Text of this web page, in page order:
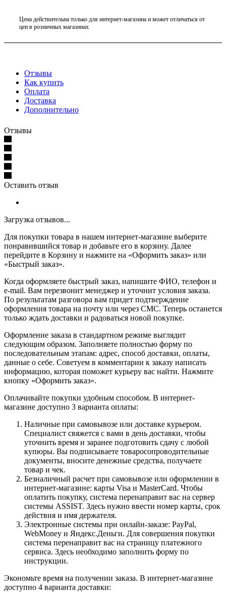
Цена действительна только для интернет-магазина и может отличаться от
цен в розничных магазинах
Отзывы
Как купить
Оплата
Доставка
Дополнительно
Отзывы
Оставить отзыв
Загрузка отзывов...
Для покупки товара в нашем интернет-магазине выберите
понравившийся товар и добавьте его в корзину. Далее
перейдите в Корзину и нажмите на «Оформить заказ» или
«Быстрый заказ».
Когда оформляете быстрый заказ, напишите ФИО, телефон и
e-mail. Вам перезвонит менеджер и уточнит условия заказа.
По результатам разговора вам придет подтверждение
оформления товара на почту или через СМС. Теперь останется
только ждать доставки и радоваться новой покупке.
Оформление заказа в стандартном режиме выглядит
следующим образом. Заполняете полностью форму по
последовательным этапам: адрес, способ доставки, оплаты,
данные о себе. Советуем в комментарии к заказу написать
информацию, которая поможет курьеру вас найти. Нажмите
кнопку «Оформить заказ».
Оплачивайте покупки удобным способом. В интернет-
магазине доступно 3 варианта оплаты:
Наличные при самовывозе или доставке курьером.
Специалист свяжется с вами в день доставки, чтобы
уточнить время и заранее подготовить сдачу с любой
купюры. Вы подписываете товаросопроводительные
документы, вносите денежные средства, получаете
товар и чек.
Безналичный расчет при самовывозе или оформлении в
интернет-магазине: карты Visa и MasterCard. Чтобы
оплатить покупку, система перенаправит вас на сервер
системы ASSIST. Здесь нужно ввести номер карты, срок
действия и имя держателя.
Электронные системы при онлайн-заказе: PayPal,
WebMoney и Яндекс.Деньги. Для совершения покупки
система перенаправит вас на страницу платежного
сервиса. Здесь необходимо заполнить форму по
инструкции.
Экономьте время на получении заказа. В интернет-магазине
доступно 4 варианта доставки: